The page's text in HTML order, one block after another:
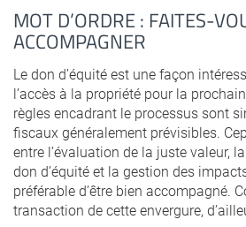
MOT D’ORDRE : FAITES-
ACCOMPAGNER
Le don d’équité est une façon
l’accès à la propriété pour la
règles encadrant le processus sont
fiscaux généralement prévisibles.
entre l’évaluation de la juste valeur,
don d’équité et la gestion des
préférable d’être bien accompagné.
transaction de cette envergure,